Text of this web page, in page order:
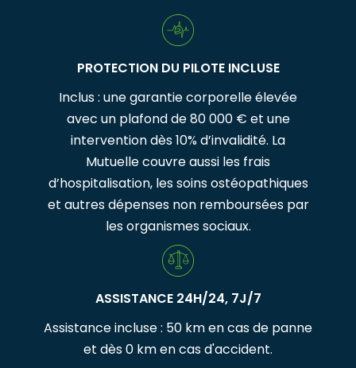
PROTECTION DU PILOTE INCLUSE
Inclus : une garantie corporelle élevée
avec un plafond de 80 000 € et une
intervention dès 10% d’invalidité. La
Mutuelle couvre aussi les frais
d’hospitalisation, les soins ostéopathiques
et autres dépenses non remboursées par
les organismes sociaux.
ASSISTANCE 24H/24, 7J/7
Assistance incluse : 50 km en cas de panne
et dès 0 km en cas d'accident.